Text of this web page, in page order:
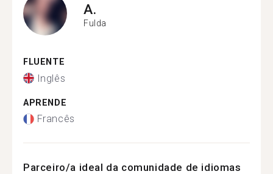
A.
Fulda
FLUENTE
Inglês
APRENDE
Francês
Parceiro/a ideal da comunidade de idiomas